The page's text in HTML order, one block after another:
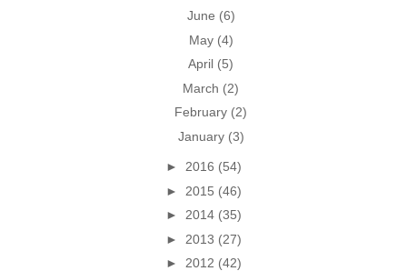
June (6)
May (4)
April (5)
March (2)
February (2)
January (3)
► 2016 (54)
► 2015 (46)
► 2014 (35)
► 2013 (27)
► 2012 (42)